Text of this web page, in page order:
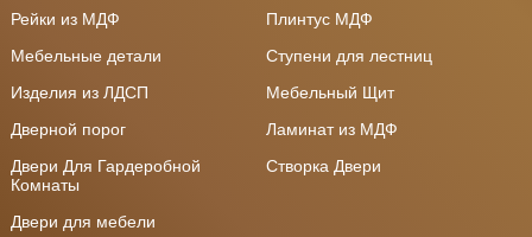
Рейки из МДФ
Плинтус МДФ
Мебельные детали
Ступени для лестниц
Изделия из ЛДСП
Мебельный Щит
Дверной порог
Ламинат из МДФ
Двери Для Гардеробной
Комнаты
Створка Двери
Двери для мебели